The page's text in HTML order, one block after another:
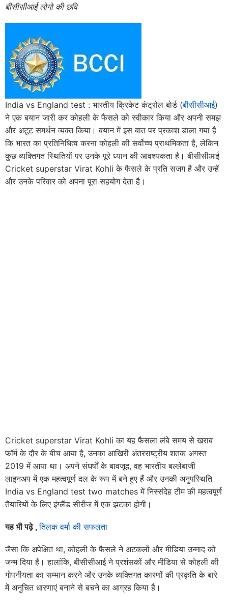
बीसीसीआई लोगो की छवि
India vs England test : भारतीय क्रिकेट कंट्रोल बोर्ड (बीसीसीआई)
ने एक बयान जारी कर कोहली के फैसले को स्वीकार किया और अपनी समझ
और अटूट समर्थन व्यक्त किया। बयान में इस बात पर प्रकाश डाला गया है
कि भारत का प्रतिनिधित्व करना कोहली की सर्वोच्च प्राथमिकता है, लेकिन
कुछ व्यक्तिगत स्थितियों पर उनके पूरे ध्यान की आवश्यकता है। बीसीसीआई
Cricket superstar Virat Kohli के फैसले के प्रति सजग है और उन्हें
और उनके परिवार को अपना पूरा सहयोग देता है।
Cricket superstar Virat Kohli का यह फैसला लंबे समय से खराब
फॉर्म के दौर के बीच आया है, उनका आखिरी अंतरराष्ट्रीय शतक अगस्त
2019 में आया था। अपने संघर्षों के बावजूद, वह भारतीय बल्लेबाजी
लाइनअप में एक महत्वपूर्ण दल के रूप में बने हुए हैं और उनकी अनुपस्थिति
India vs England test two matches में निस्संदेह टीम की महत्वपूर्ण
तैयारियों के लिए इंग्लैंड सीरीज में एक झटका होगी।
यह भी पढ़े ,तिलक वर्मा की सफलता
जैसा कि अपेक्षित था, कोहली के फैसले ने अटकलों और मीडिया उन्माद को
जन्म दिया है। हालांकि, बीसीसीआई ने प्रशंसकों और मीडिया से कोहली की
गोपनीयता का सम्मान करने और उनके व्यक्तिगत कारणों की प्रकृति के बारे
में अनुचित धारणाएं बनाने से बचने का आग्रह किया है।